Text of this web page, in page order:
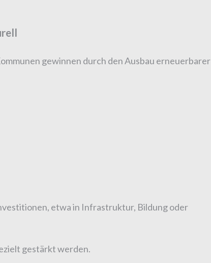
gewinnen durch den Ausbau erneuerbarer
etwa in Infrastruktur, Bildung oder
gestärkt werden.